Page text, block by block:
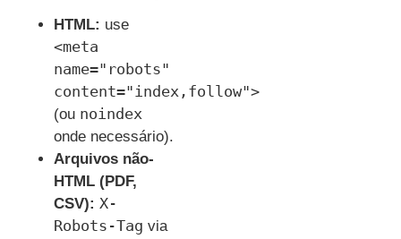
HTML: use
<meta
name="robots"
content="index,follow">
(ou noindex
onde necessário).
Arquivos não-
HTML (PDF,
CSV): X-
Robots-Tag via